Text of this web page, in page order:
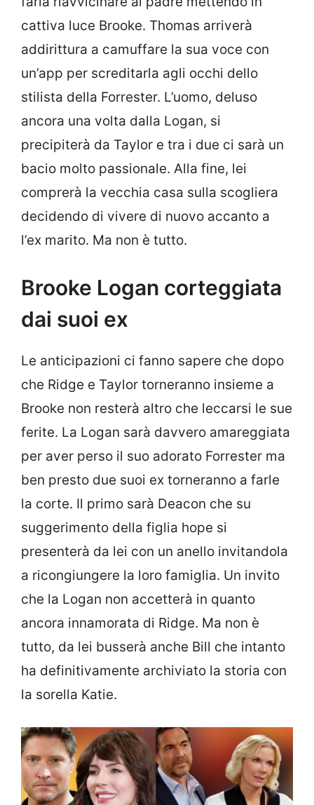
cattiva luce Brooke. Thomas arriverà
addirittura a camuffare la sua voce con
un’app per screditarla agli occhi dello
stilista della Forrester. L’uomo, deluso
ancora una volta dalla Logan, si
precipiterà da Taylor e tra i due ci sarà un
bacio molto passionale. Alla fine, lei
comprerà la vecchia casa sulla scogliera
decidendo di vivere di nuovo accanto a
l’ex marito. Ma non è tutto.
Brooke Logan corteggiata
dai suoi ex
Le anticipazioni ci fanno sapere che dopo
che Ridge e Taylor torneranno insieme a
Brooke non resterà altro che leccarsi le sue
ferite. La Logan sarà davvero amareggiata
per aver perso il suo adorato Forrester ma
ben presto due suoi ex torneranno a farle
la corte. Il primo sarà Deacon che su
suggerimento della figlia hope si
presenterà da lei con un anello invitandola
a ricongiungere la loro famiglia. Un invito
che la Logan non accetterà in quanto
ancora innamorata di Ridge. Ma non è
tutto, da lei busserà anche Bill che intanto
ha definitivamente archiviato la storia con
la sorella Katie.